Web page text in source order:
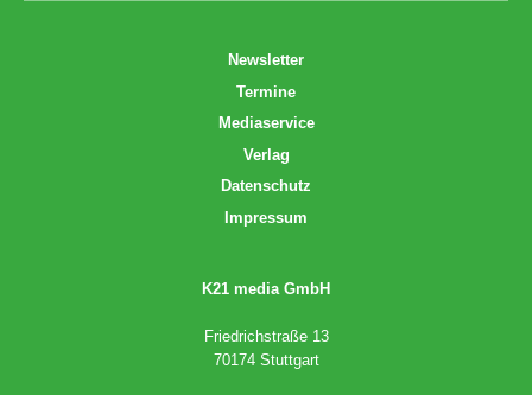
Newsletter
Termine
Mediaservice
Verlag
Datenschutz
Impressum
K21 media GmbH
Friedrichstraße 13
70174 Stuttgart